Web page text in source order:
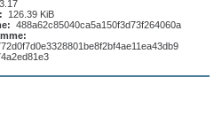
126.39 KiB
488a62c85040ca5a150f3d73f264060a